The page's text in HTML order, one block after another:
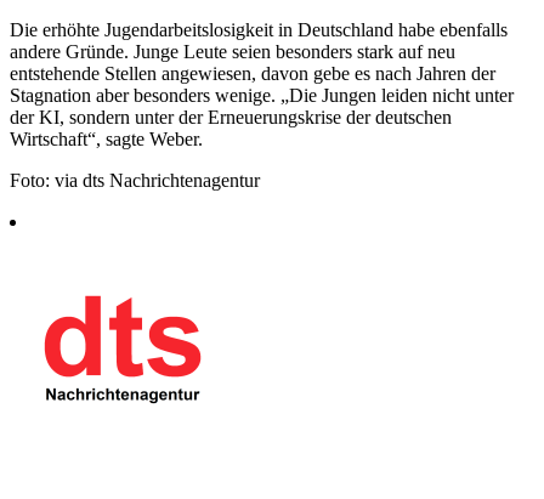
Die erhöhte Jugendarbeitslosigkeit in Deutschland habe ebenfalls
andere Gründe. Junge Leute seien besonders stark auf neu
entstehende Stellen angewiesen, davon gebe es nach Jahren der
Stagnation aber besonders wenige. „Die Jungen leiden nicht unter
der KI, sondern unter der Erneuerungskrise der deutschen
Wirtschaft“, sagte Weber.
Foto: via dts Nachrichtenagentur